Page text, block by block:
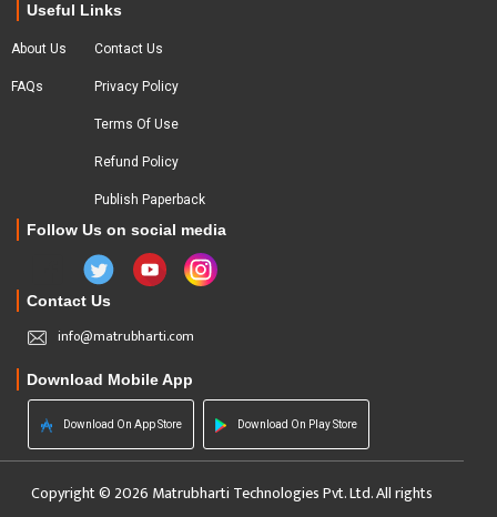
Useful Links
About Us
FAQs
Contact Us
Privacy Policy
Terms Of Use
Refund Policy
Publish Paperback
Follow Us on social media
Contact Us
info@matrubharti.com
Download Mobile App
Download On App Store Download On Play Store
Copyright © 2026 Matrubharti Technologies Pvt. Ltd. All rights